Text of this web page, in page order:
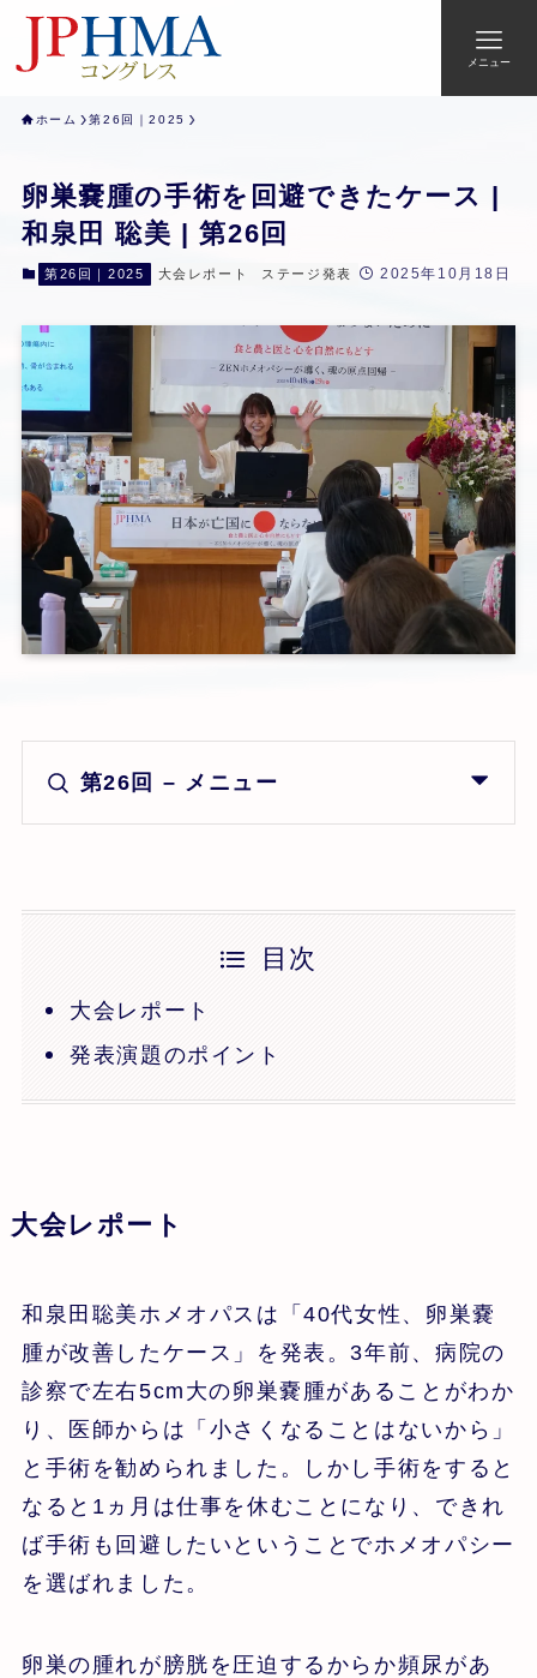
メニュー
ホーム 第26回｜2025
卵巣嚢腫の手術を回避できたケース |
和泉田 聡美 | 第26回
第26回｜2025 大会レポート ステージ発表 2025年10月18日
第26回 – メニュー
目次
大会レポート
発表演題のポイント
大会レポート
和泉田聡美ホメオパスは「40代女性、卵巣嚢
腫が改善したケース」を発表。3年前、病院の
診察で左右5cm大の卵巣嚢腫があることがわか
り、医師からは「小さくなることはないから」
と手術を勧められました。しかし手術をすると
なると1ヵ月は仕事を休むことになり、できれ
ば手術も回避したいということでホメオパシー
を選ばれました。
卵巣の腫れが膀胱を圧迫するからか頻尿があ